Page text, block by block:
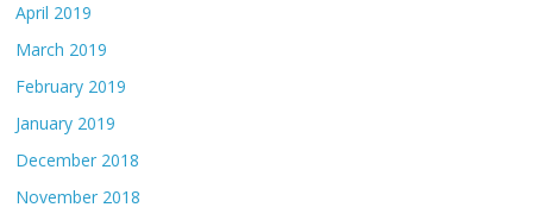
April 2019
March 2019
February 2019
January 2019
December 2018
November 2018